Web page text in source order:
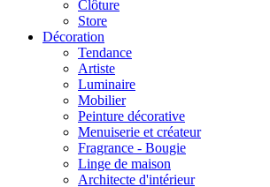
Clôture
Store
Décoration
Tendance
Artiste
Luminaire
Mobilier
Peinture décorative
Menuiserie et créateur
Fragrance - Bougie
Linge de maison
Architecte d'intérieur